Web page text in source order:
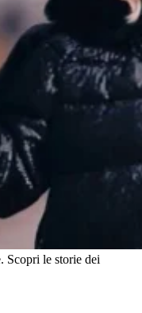
Scopri le storie dei